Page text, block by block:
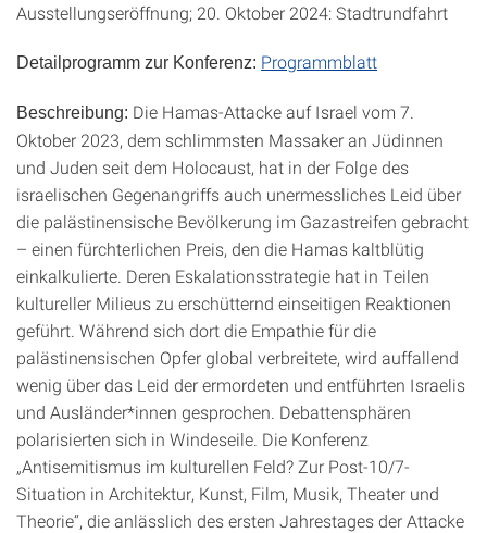
Ausstellungseröffnung; 20. Oktober 2024: Stadtrundfahrt
Detailprogramm zur Konferenz: Programmblatt
Beschreibung: Die Hamas-Attacke auf Israel vom 7.
Oktober 2023, dem schlimmsten Massaker an Jüdinnen
und Juden seit dem Holocaust, hat in der Folge des
israelischen Gegenangriffs auch unermessliches Leid über
die palästinensische Bevölkerung im Gazastreifen gebracht
– einen fürchterlichen Preis, den die Hamas kaltblütig
einkalkulierte. Deren Eskalationsstrategie hat in Teilen
kultureller Milieus zu erschütternd einseitigen Reaktionen
geführt. Während sich dort die Empathie für die
palästinensischen Opfer global verbreitete, wird auffallend
wenig über das Leid der ermordeten und entführten Israelis
und Ausländer*innen gesprochen. Debattensphären
polarisierten sich in Windeseile. Die Konferenz
„Antisemitismus im kulturellen Feld? Zur Post-10/7-
Situation in Architektur, Kunst, Film, Musik, Theater und
Theorie“, die anlässlich des ersten Jahrestages der Attacke